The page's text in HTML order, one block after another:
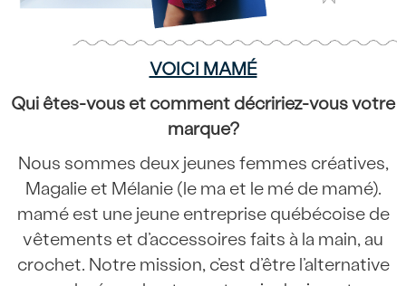
VOICI MAMÉ
Qui êtes-vous et comment décririez-vous votre
marque?
Nous sommes deux jeunes femmes créatives,
Magalie et Mélanie (le ma et le mé de mamé).
mamé est une jeune entreprise québécoise de
vêtements et d’accessoires faits à la main, au
crochet. Notre mission, c’est d’être l’alternative